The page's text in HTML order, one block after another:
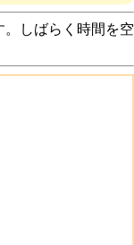
。しばらく時間を空